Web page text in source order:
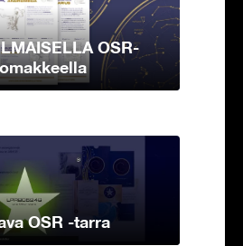
OSR-
OSR -tarra